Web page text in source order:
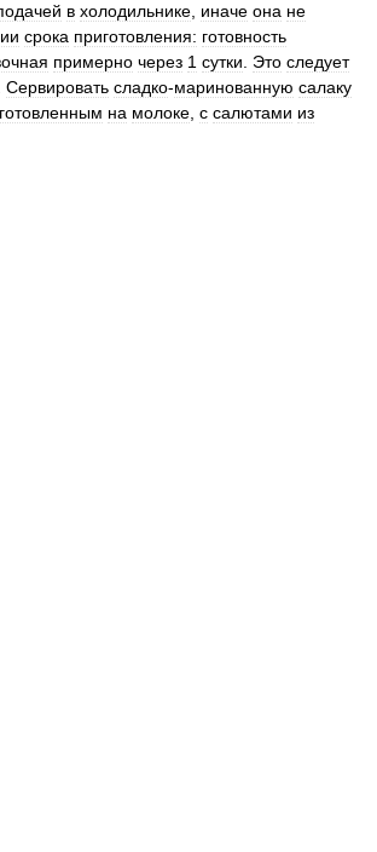
в холодильнике иначе она не
срока приготовления: готовность
примерно через 1 сутки Это следует
Сервировать сладко-маринованную салаку
на молоке с салютами из